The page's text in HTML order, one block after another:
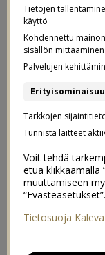
23.04.2013
Me saatiin
syntymää
Pro -uutuus
verran)
allekirjoittaa
lukenut!
lauantaina
kuvattu koska
kehdannut
Tietojen
käyttö
Kohdennettu
sisällön
Palvelujen
Tarkkojen
Tunnista laitteet
Voit tehdä
etua klikkaamalla
muuttamiseen
“Evästeasetukset”.
Tietosuoja